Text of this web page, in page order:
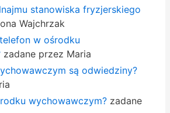
stanowiska fryzjerskiego
Wajchrzak
w ośrodku
zadane przez Maria
są odwiedziny?
wychowawczym?zadane